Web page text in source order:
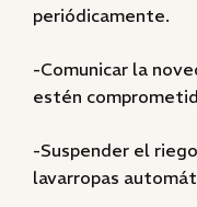
periódicamente.
-Comunicar la
estén
-Suspender el
lavarropas